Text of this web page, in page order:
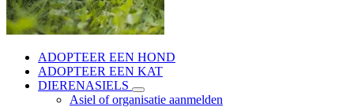
ADOPTEER EEN HOND
ADOPTEER EEN KAT
DIERENASIELS
Asiel of organisatie aanmelden